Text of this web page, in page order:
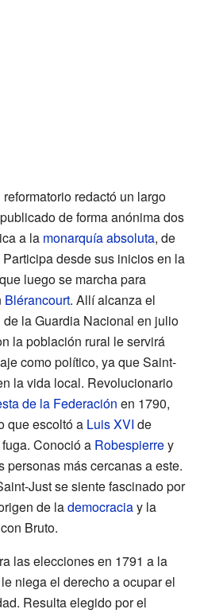
redactó un largo
de forma anónima dos
a la monarquía absoluta, de
desde sus inicios en la
luego se marcha para
Blérancourt. Allí alcanza el
de la Guardia Nacional en julio
la población rural le servirá
como político, ya que Saint-
la vida local. Revolucionario
de la Federación en 1790,
que escoltó a Luis XVI de
Conoció a Robespierrey
personas más cercanas a este.
Just se siente fascinado por
de lademocraciay la
Bruto.
las elecciones en 1791 a la
niega el derecho a ocupar el
Resulta elegido por el